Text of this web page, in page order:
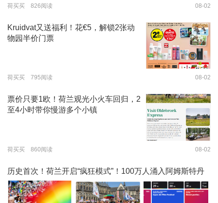
荷买买 826阅读 08-02
Kruidvat又送福利！花€5，解锁2张动
物园半价门票
荷买买 795阅读 08-02
票价只要1欧！荷兰观光小火车回归，2
至4小时带你慢游多个小镇
荷买买 860阅读 08-02
历史首次！荷兰开启“疯狂模式”！100万人涌入阿姆斯特丹